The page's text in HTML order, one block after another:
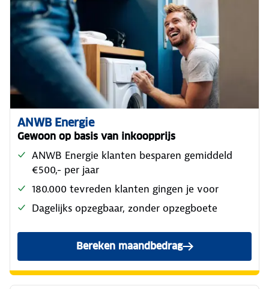
ANWB Energie
Gewoon op basis van inkoopprijs
ANWB Energie klanten besparen gemiddeld
€500,- per jaar
180.000 tevreden klanten gingen je voor
Dagelijks opzegbaar, zonder opzegboete
Bereken maandbedrag